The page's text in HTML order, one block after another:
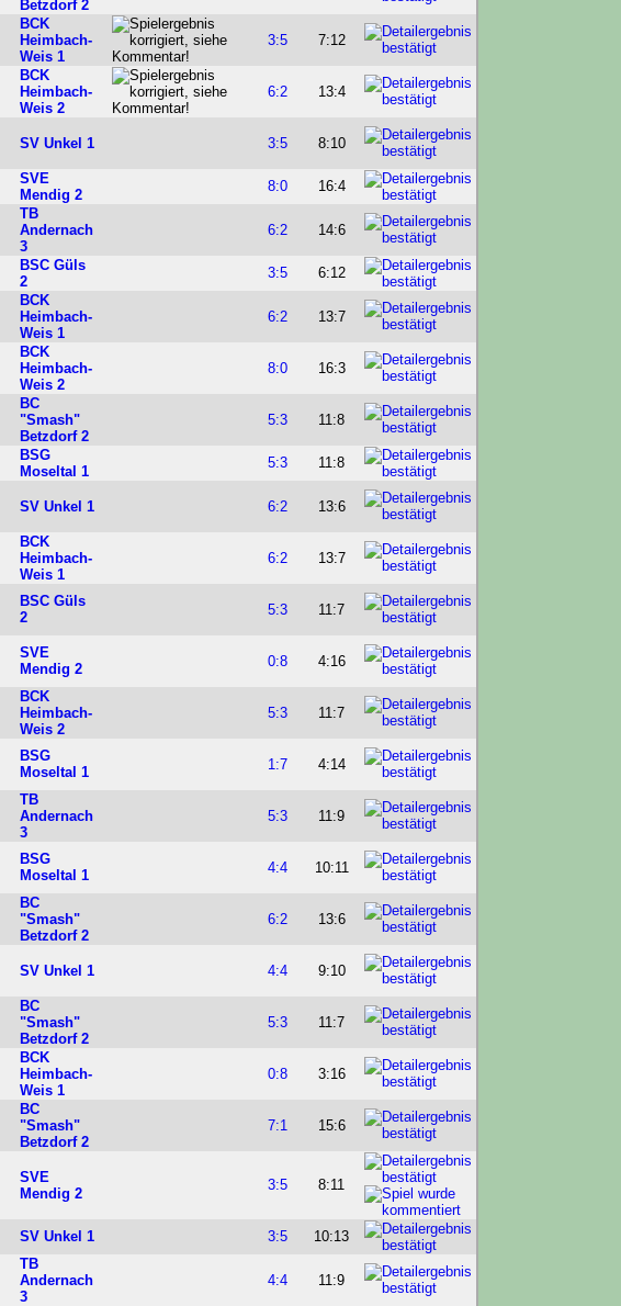
Betzdorf 2
BCK
Heimbach-
Weis 1
3:5 7:12
BCK
Heimbach-
Weis 2
6:2 13:4
SV Unkel 1 3:5 8:10
SVE
Mendig 2
8:0 16:4
TB
Andernach
3
6:2 14:6
BSC Güls
2
3:5 6:12
BCK
Heimbach-
Weis 1
6:2 13:7
BCK
Heimbach-
Weis 2
8:0 16:3
BC
"Smash"
Betzdorf 2
5:3 11:8
BSG
Moseltal 1
5:3 11:8
SV Unkel 1 6:2 13:6
BCK
Heimbach-
Weis 1
6:2 13:7
BSC Güls
2
5:3 11:7
SVE
Mendig 2
0:8 4:16
BCK
Heimbach-
Weis 2
5:3 11:7
BSG
Moseltal 1
1:7 4:14
TB
Andernach
3
5:3 11:9
BSG
Moseltal 1
4:4 10:11
BC
"Smash"
Betzdorf 2
6:2 13:6
SV Unkel 1 4:4 9:10
BC
"Smash"
Betzdorf 2
5:3 11:7
BCK
Heimbach-
Weis 1
0:8 3:16
BC
"Smash"
Betzdorf 2
7:1 15:6
SVE
Mendig 2
3:5 8:11
SV Unkel 1 3:5 10:13
TB
Andernach
3
4:4 11:9